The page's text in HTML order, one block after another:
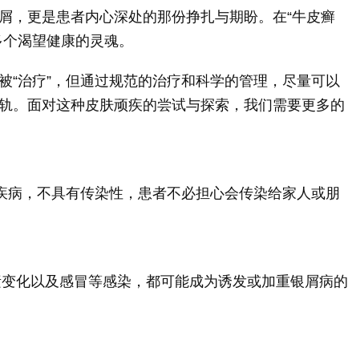
，更是患者内心深处的那份挣扎与期盼。在“牛皮癣
渴望健康的灵魂。
“治疗”，但通过规范的治疗和科学的管理，尽量可以
。面对这种皮肤顽疾的尝试与探索，我们需要更多的
，不具有传染性，患者不必担心会传染给家人或朋
化以及感冒等感染，都可能成为诱发或加重银屑病的